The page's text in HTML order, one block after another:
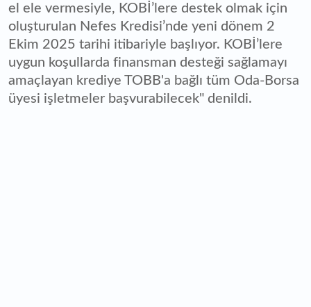
el ele vermesiyle, KOBİ’lere destek olmak için
oluşturulan Nefes Kredisi’nde yeni dönem 2
Ekim 2025 tarihi itibariyle başlıyor. KOBİ’lere
uygun koşullarda finansman desteği sağlamayı
amaçlayan krediye TOBB'a bağlı tüm Oda-Borsa
üyesi işletmeler başvurabilecek" denildi.